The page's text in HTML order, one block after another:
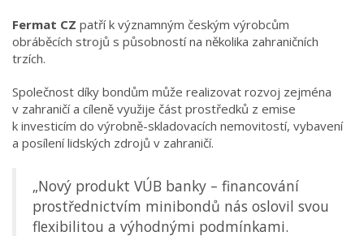
Fermat CZ patří k významným českým výrobcům
obráběcích strojů s působností na několika zahraničních
trzích.
Společnost díky bondům může realizovat rozvoj zejména
v zahraničí a cíleně využije část prostředků z emise
k investicím do výrobně-skladovacích nemovitostí, vybavení
a posílení lidských zdrojů v zahraničí.
„Nový produkt VÚB banky – financování
prostřednictvím minibondů nás oslovil svou
flexibilitou a výhodnými podmínkami.